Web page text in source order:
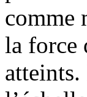
comme
la force
atteints.